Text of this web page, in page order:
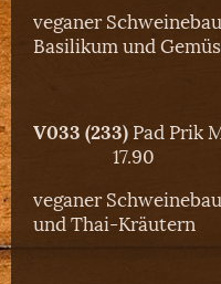
veganer
Basilikum und
V033 (233)Pad
17.90
veganer
und Thai-Kräutern